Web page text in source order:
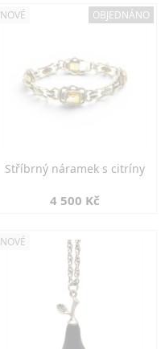
NOVÉ OBJEDNÁNO
Stříbrný náramek s citríny
4 500 Kč
NOVÉ